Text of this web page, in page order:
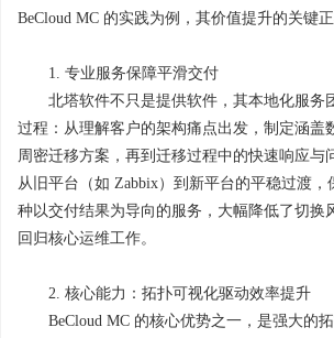
BeCloud MC 的实践为例，其价值提升的关键正
1. 专业服务保障平滑交付
北塔软件不只是提供软件，其本地化服务
过程：从理解客户的架构痛点出发，制定涵盖
周密迁移方案，再到迁移过程中的快速响应与
从旧平台（如 Zabbix）到新平台的平稳过渡
种以交付结果为导向的服务，大幅降低了切换
回归核心运维工作。
2. 核心能力：拓扑可视化驱动效率提升
BeCloud MC 的核心优势之一，是强大的